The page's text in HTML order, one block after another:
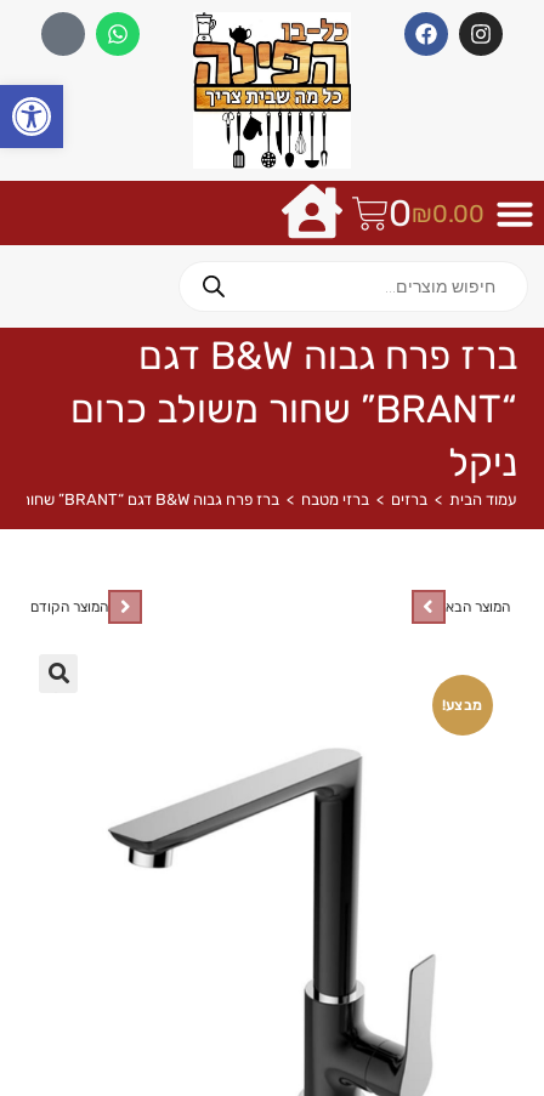
₪0.00
0
ברז פרח גבוה B&W דגם
“BRANT” שחור משולב כרום
ניקל
עמוד הבית > ברזים > ברזי מטבח > ברז פרח גבוה B&W דגם “BRANT” שחור משולב כרום ניקל
מבצע!
המוצר הקודם המוצר הבא